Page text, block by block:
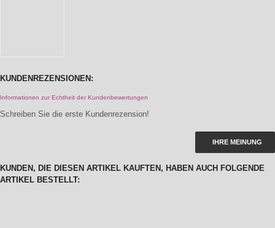
KUNDENREZENSIONEN:
Informationen zur Echtheit der Kundenbewertungen
Schreiben Sie die erste Kundenrezension!
IHRE MEINUNG
KUNDEN, DIE DIESEN ARTIKEL KAUFTEN, HABEN AUCH FOLGENDE
ARTIKEL BESTELLT: